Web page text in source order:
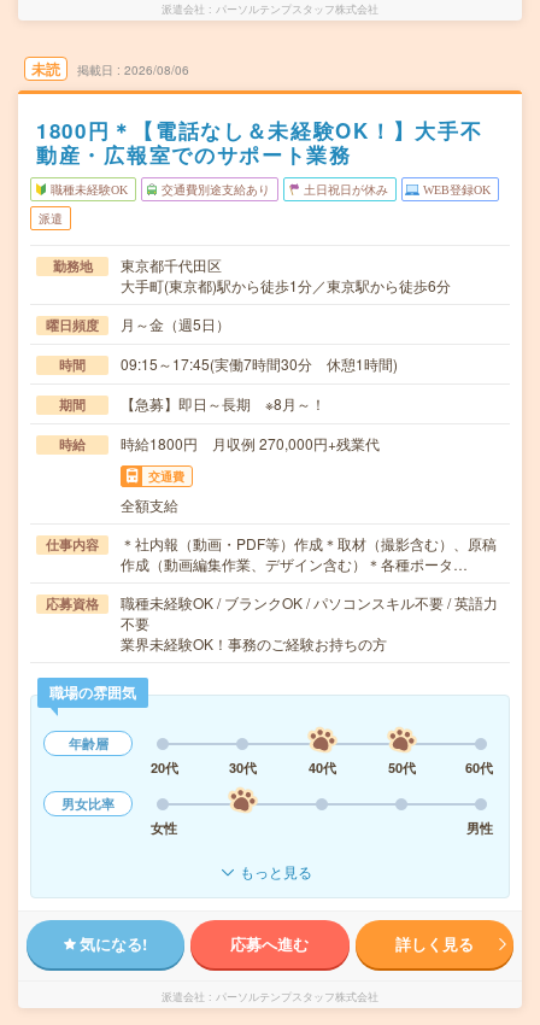
派遣会社 パーソルテンプスタッフ株式会社
未読 掲載日 2026/08/06
1800円＊【電話なし＆未経験OK！】大手不
動産・広報室でのサポート業務
職種未経験OK 交通費別途支給あり 土日祝日が休み WEB登録OK
派遣
勤務地
東京都千代田区
大手町(東京都)駅から徒歩1分／東京駅から徒歩6分
曜日頻度 月～金（週5日）
時間 09:15～17:45(実働7時間30分 休憩1時間)
期間 【急募】即日～長期 ※8月～！
時給 時給1800円 月収例 270,000円+残業代
交通費
全額支給
仕事内容
＊社内報（動画・PDF等）作成＊取材（撮影含む）、原稿
作成（動画編集作業、デザイン含む）＊各種ポータ…
応募資格
職種未経験OK / ブランクOK / パソコンスキル不要 / 英語力
不要
業界未経験OK！事務のご経験お持ちの方
職場の雰囲気
年齢層
20代
30代 40代 50代
60代
男女比率
女性
男性
もっと見る
気になる! 応募へ進む 詳しく見る
派遣会社 パーソルテンプスタッフ株式会社